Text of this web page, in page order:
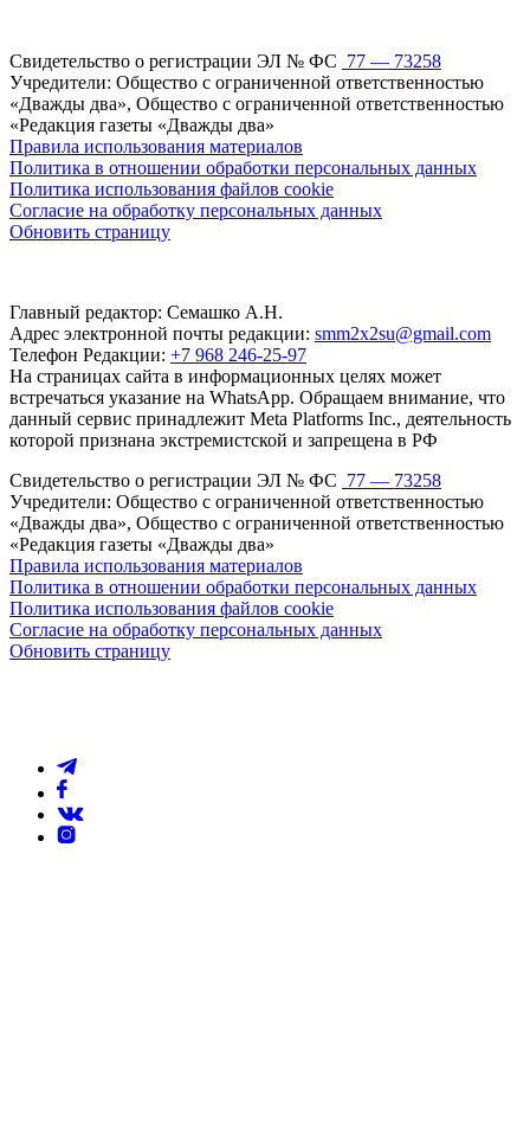
Свидетельство о регистрации ЭЛ № ФС 77 — 73258
Учредители: Общество с ограниченной ответственностью
«Дважды два», Общество с ограниченной ответственностью
«Редакция газеты «Дважды два»
Правила использования материалов
Политика в отношении обработки персональных данных
Политика использования файлов cookie
Согласие на обработку персональных данных
Обновить страницу
Главный редактор: Семашко А.Н.
Адрес электронной почты редакции: smm2x2su@gmail.com
Телефон Редакции: +7 968 246-25-97
На страницах сайта в информационных целях может
встречаться указание на WhatsApp. Обращаем внимание, что
данный сервис принадлежит Meta Platforms Inc., деятельность
которой признана экстремистской и запрещена в РФ
Свидетельство о регистрации ЭЛ № ФС 77 — 73258
Учредители: Общество с ограниченной ответственностью
«Дважды два», Общество с ограниченной ответственностью
«Редакция газеты «Дважды два»
Правила использования материалов
Политика в отношении обработки персональных данных
Политика использования файлов cookie
Согласие на обработку персональных данных
Обновить страницу